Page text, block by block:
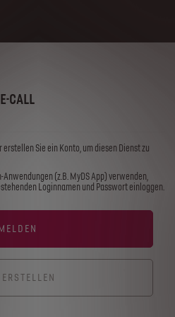
E-CALL
Sie ein Konto, um diesen Dienst zu
Anwendungen (z.B. MyDS App) verwenden,
Loginnamen und Passwort einloggen.